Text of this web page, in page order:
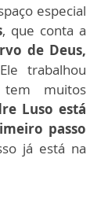
especial
, que conta a
de Deus,
trabalhou
muitos
Luso está
passo
já está na